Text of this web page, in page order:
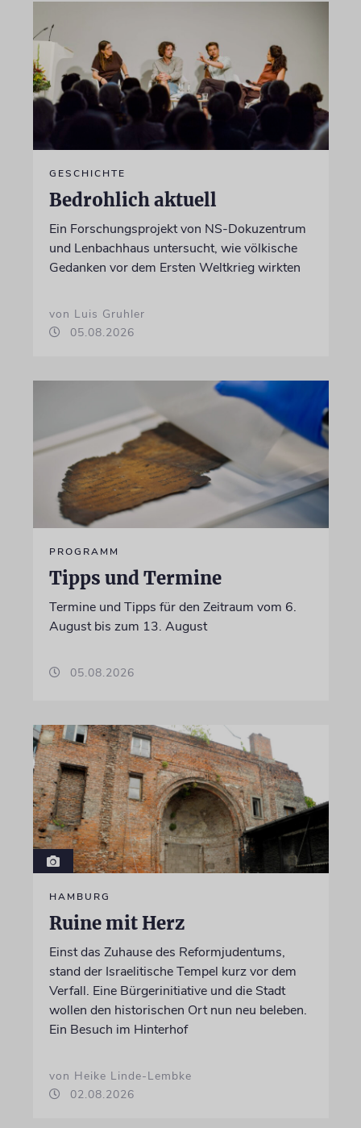
GESCHICHTE
Bedrohlich aktuell
Ein Forschungsprojekt von NS-Dokuzentrum
und Lenbachhaus untersucht, wie völkische
Gedanken vor dem Ersten Weltkrieg wirkten
von Luis Gruhler
05.08.2026
PROGRAMM
Tipps und Termine
Termine und Tipps für den Zeitraum vom 6.
August bis zum 13. August
05.08.2026
HAMBURG
Ruine mit Herz
Einst das Zuhause des Reformjudentums,
stand der Israelitische Tempel kurz vor dem
Verfall. Eine Bürgerinitiative und die Stadt
wollen den historischen Ort nun neu beleben.
Ein Besuch im Hinterhof
von Heike Linde-Lembke
02.08.2026